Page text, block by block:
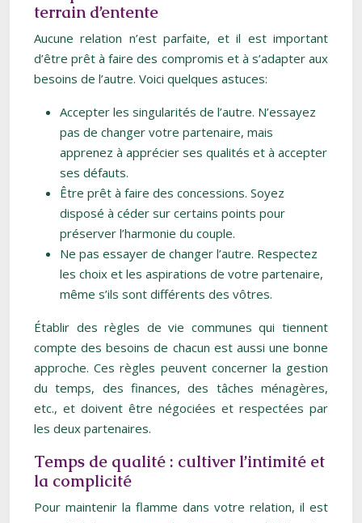
terrain d’entente
Aucune relation n’est parfaite, et il est important
d’être prêt à faire des compromis et à s’adapter aux
besoins de l’autre. Voici quelques astuces:
Accepter les singularités de l’autre. N’essayez
pas de changer votre partenaire, mais
apprenez à apprécier ses qualités et à accepter
ses défauts.
Être prêt à faire des concessions. Soyez
disposé à céder sur certains points pour
préserver l’harmonie du couple.
Ne pas essayer de changer l’autre. Respectez
les choix et les aspirations de votre partenaire,
même s’ils sont différents des vôtres.
Établir des règles de vie communes qui tiennent
compte des besoins de chacun est aussi une bonne
approche. Ces règles peuvent concerner la gestion
du temps, des finances, des tâches ménagères,
etc., et doivent être négociées et respectées par
les deux partenaires.
Temps de qualité : cultiver l’intimité et
la complicité
Pour maintenir la flamme dans votre relation, il est